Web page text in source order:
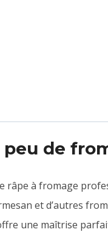
peu de
râpe à fromage
et d’autres
une maîtrise